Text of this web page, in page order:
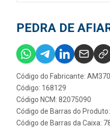
PEDRA DE
Código do Fabricante:
Código: 168129
Código NCM: 82075090
Código de Barras do
Código de Barras da Caixa: